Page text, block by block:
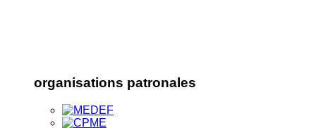
organisations patronales